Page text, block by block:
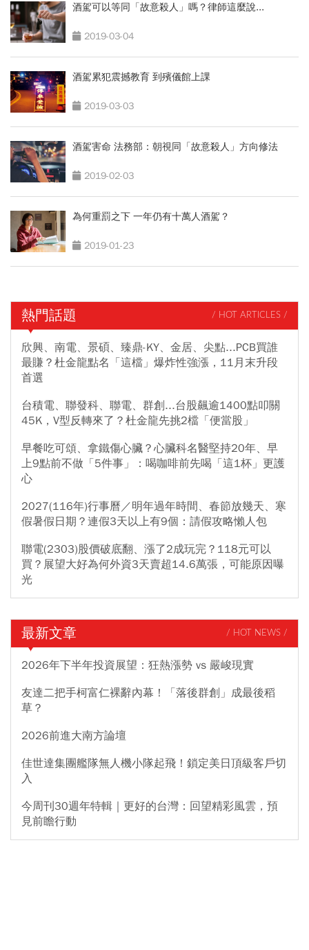
酒駕可以等同「故意殺人」嗎？律師這麼說...
2019-03-04
酒駕累犯震撼教育 到殯儀館上課
2019-03-03
酒駕害命 法務部：朝視同「故意殺人」方向修法
2019-02-03
為何重罰之下 一年仍有十萬人酒駕？
2019-01-23
熱門話題 / HOT ARTICLES /
欣興、南電、景碩、臻鼎-KY、金居、尖點...PCB買誰
最賺？杜金龍點名「這檔」爆炸性強漲，11月末升段
首選
台積電、聯發科、聯電、群創...台股飆逾1400點叩關
45K，V型反轉來了？杜金龍先挑2檔「便當股」
早餐吃可頌、拿鐵傷心臟？心臟科名醫堅持20年、早
上9點前不做「5件事」：喝咖啡前先喝「這1杯」更護
心
2027(116年)行事曆／明年過年時間、春節放幾天、寒
假暑假日期？連假3天以上有9個：請假攻略懶人包
聯電(2303)股價破底翻、漲了2成玩完？118元可以
買？展望大好為何外資3天賣超14.6萬張，可能原因曝
光
最新文章 / HOT NEWS /
2026年下半年投資展望：狂熱漲勢 vs 嚴峻現實
友達二把手柯富仁裸辭內幕！「落後群創」成最後稻
草？
2026前進大南方論壇
佳世達集團艦隊無人機小隊起飛！鎖定美日頂級客戶切
入
今周刊30週年特輯｜更好的台灣：回望精彩風雲，預
見前瞻行動